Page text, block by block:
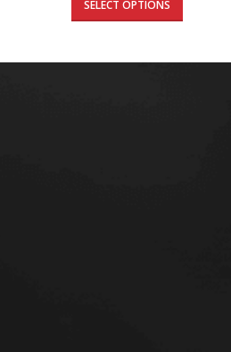
SELECT OPTIONS